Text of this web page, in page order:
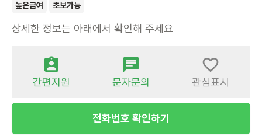
높은급여 초보가능
상세한 정보는 아래에서 확인해 주세요
간편지원 문자문의 관심표시
전화번호 확인하기